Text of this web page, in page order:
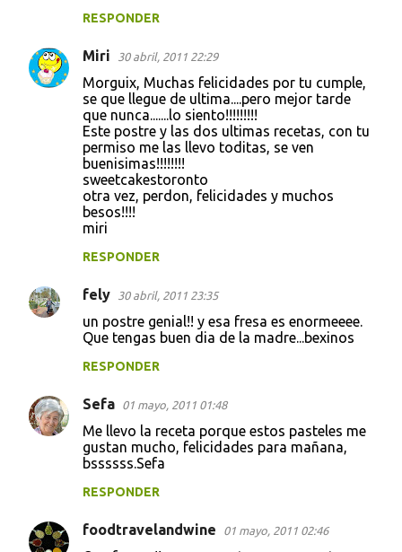
RESPONDER
Miri 30 abril, 2011 22:29
Morguix, Muchas felicidades por tu cumple,
se que llegue de ultima....pero mejor tarde
que nunca.......lo siento!!!!!!!!!
Este postre y las dos ultimas recetas, con tu
permiso me las llevo toditas, se ven
buenisimas!!!!!!!!
sweetcakestoronto
otra vez, perdon, felicidades y muchos
besos!!!!
miri
RESPONDER
fely 30 abril, 2011 23:35
un postre genial!! y esa fresa es enormeeee.
Que tengas buen dia de la madre...bexinos
RESPONDER
Sefa 01 mayo, 2011 01:48
Me llevo la receta porque estos pasteles me
gustan mucho, felicidades para mañana,
bssssss.Sefa
RESPONDER
foodtravelandwine 01 mayo, 2011 02:46